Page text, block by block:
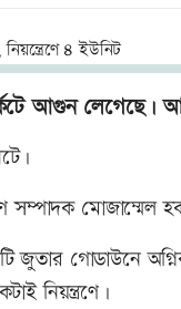
আগুন
সম্পাদক মোজাম্মেল
জুতার গোডাউনে
নিয়ন্ত্রণে।